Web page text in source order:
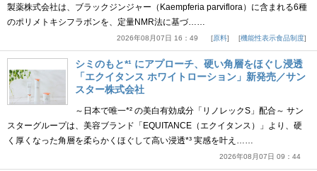
製薬株式会社は、ブラックジンジャー（Kaempferia parviflora）に含まれる6種
のポリメトキシフラボンを、定量NMR法に基づ……
2026年08月07日 16：49 原料 機能性表示食品制度
シミのもと*¹ にアプローチ、硬い角層をほぐし浸透
「エクイタンス ホワイトローション」新発売／サン
スター株式会社
～日本で唯一*² の美白有効成分「リノレックS」配合～ サン
スターグループは、美容ブランド「EQUITANCE（エクイタンス）」より、硬
く厚くなった角層を柔らかくほぐして高い浸透*³ 実感を叶え……
2026年08月07日 09：44